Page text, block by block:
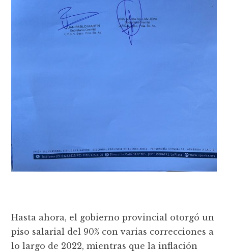
Hasta ahora, el gobierno provincial otorgó un
piso salarial del 90% con varias correcciones a
lo largo de 2022, mientras que la inflación